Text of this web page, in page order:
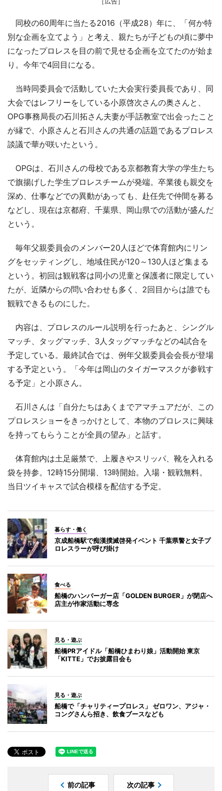
同校の60周年に当たる2016（平成28）年に、「何か特
別な企画を立てよう」と考え、親たちが子どもの頃に夢中
になったプロレスを目の前で見せる企画を立てたのが始ま
り。今年で4回目になる。
当時同委員会で活動していた大会実行委員長であり、同
大会ではレフリーをしている小原啓次さんの奥さんと、
OPG事務局長の石川拓さん夫妻が手話教室で出会ったこと
が縁で、小原さんと石川さんの共通の話題であるプロレス
談議で華が咲いたという。
OPGは、石川さんの母校である京都教育大学の学生たち
で旗揚げした学生プロレスチームが発端。卒業後も親交を
深め、仕事などでの異動があっても、赴任先で仲間を募る
などし、現在は京都府、千葉県、岡山県での活動が盛んだ
という。
毎年父親委員会のメンバー20人ほどで体育館内にリン
グをセッティングし、地域住民が120～130人ほど集まる
という。初回は観戦客は同小の児童と保護者に限定してい
たが、近隣からの問い合わせも多く、2回目からは誰でも
観戦できるものにした。
内容は、プロレスのルール説明を行ったあと、シングル
マッチ、タッグマッチ、3人タッグマッチなどの4試合を
予定している。最終試合では、例年父親委員会会長が登場
する予定という。「今年は岡山のタイガーマスクが参戦す
る予定」と小原さん。
石川さんは「自分たちはあくまでアマチュアだが、この
プロレスショーをきっかけとして、本物のプロレスに興味
を持ってもらうことが全員の望み」と話す。
体育館内は土足厳禁で、上履きやスリッパ、靴を入れる
袋を持参。12時15分開場、13時開始。入場・観戦無料。
当日ツイキャスで試合模様を配信する予定。
暮らす・働く
京成船橋駅で痴漢撲滅啓発イベント 千葉県警と女子プ
ロレスラーが呼び掛け
食べる
船橋のハンバーガー店「GOLDEN BURGER」が閉店へ
店主が作家活動に専念
見る・遊ぶ
船橋PRアイドル「船橋ひまわり娘」活動開始 東京
「KITTE」でお披露目会も
見る・遊ぶ
船橋で「チャリティープロレス」 ゼロワン、アジャ・
コングさんら招き、飲食ブースなども
前の記事 次の記事